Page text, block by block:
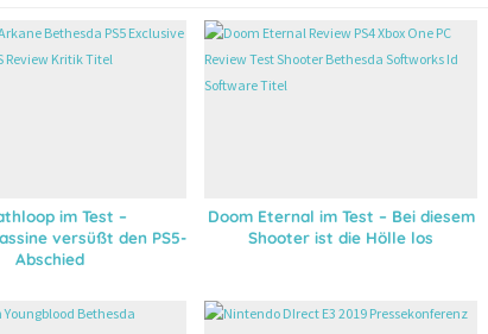
im Test –
versüßt den PS5-
Abschied
Doom Eternal im Test – Bei diesem
Shooter ist die Hölle los